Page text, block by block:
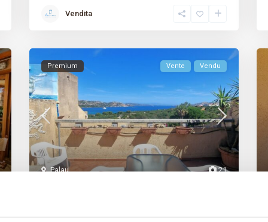
Vendita
21
Palau
Premium Vente Vendu
avec terrasse v...